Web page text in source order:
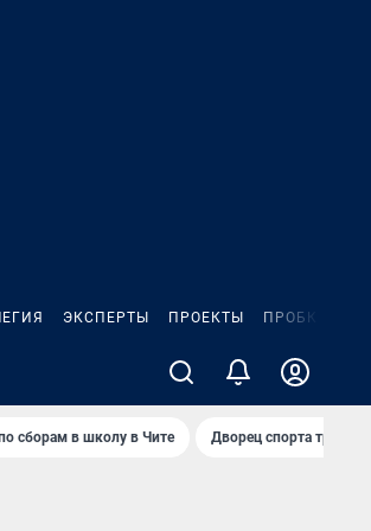
ЭКСПЕРТЫ ПРОЕКТЫ ПРОБКИ
сборам в школу в Чите Дворец спорта